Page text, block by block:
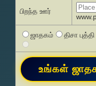
பிறந்த ஊர்
ஜாதகம் திசா புத்தி